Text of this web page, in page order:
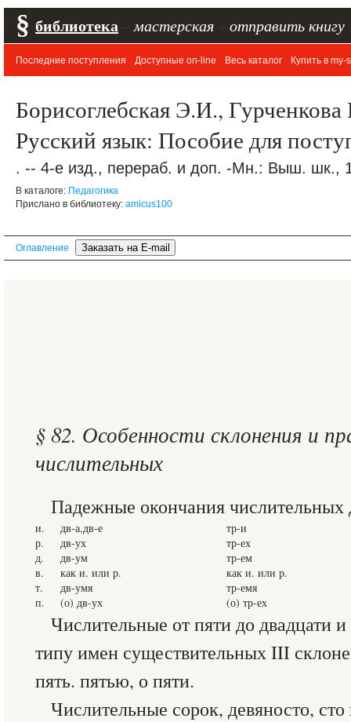
§ библиотека мастерская отправить книгу
Последние поступления Доступные on-line Весь каталог Купить в my-
Борисоглебская Э.И.,
Русский язык: Пособие для
. -- 4-е изд., перераб. и доп. -Мн.: Выш. шк.,
В каталоге: Педагогика
Прислано в библиотеку: amicus100
Оглавление
§ 82. Особенности склонения и
числительных
Падежные окончания числительных
и. дв-а,дв-е
тр-и
р.
дв-ух
тр-ех
д.
дв-ум
тр-ем
в.
как и. или р.
как и. или р.
т.
дв-умя
тр-емя
п.
(о) дв-ух (о) тр-ех
Числительные от пяти до двадцати
типу имен существительных III
пять. пятью, о пяти.
Числительные сорок, девяносто,